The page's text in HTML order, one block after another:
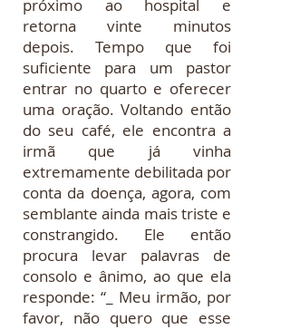
próximo ao hospital e
retorna vinte minutos
depois. Tempo que foi
suficiente para um pastor
entrar no quarto e oferecer
uma oração. Voltando então
do seu café, ele encontra a
irmã que já vinha
extremamente debilitada por
conta da doença, agora, com
semblante ainda mais triste e
constrangido. Ele então
procura levar palavras de
consolo e ânimo, ao que ela
responde: “_ Meu irmão, por
favor, não quero que esse